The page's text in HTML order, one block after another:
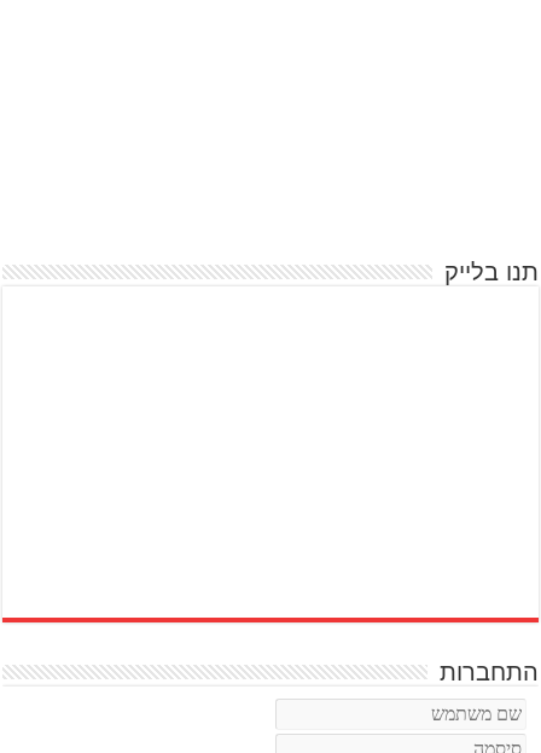
תנו בלייק
התחברות